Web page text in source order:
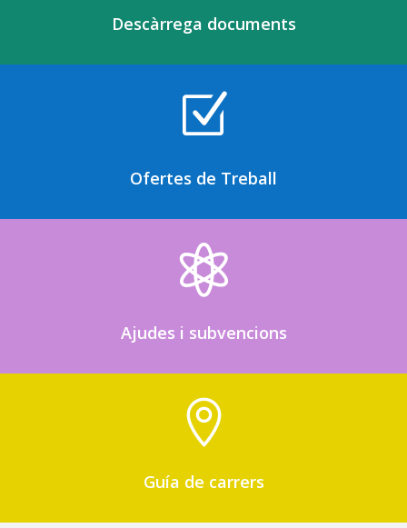
Descàrrega documents
Z
Ofertes de Treball

Ajudes i subvencions

Guía de carrers